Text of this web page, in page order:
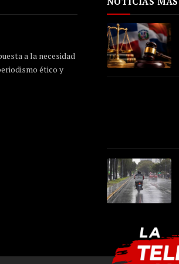
a la necesidad
ético y